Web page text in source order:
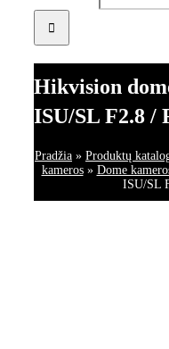
Hikvision
ISU/SL F2.8 /
Pradžia » Produktų
kameros» Dome
ISU/SL